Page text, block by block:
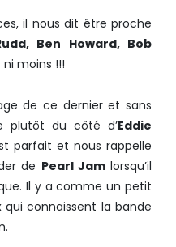
il nous dit être proche
Ben Howard, Bob
ni moins !!!
de ce dernier et sans
plutôt du côté d’Eddie
parfait et nous rappelle
de Pearl Jamlorsqu’il
Il y a comme un petit
connaissent la bande